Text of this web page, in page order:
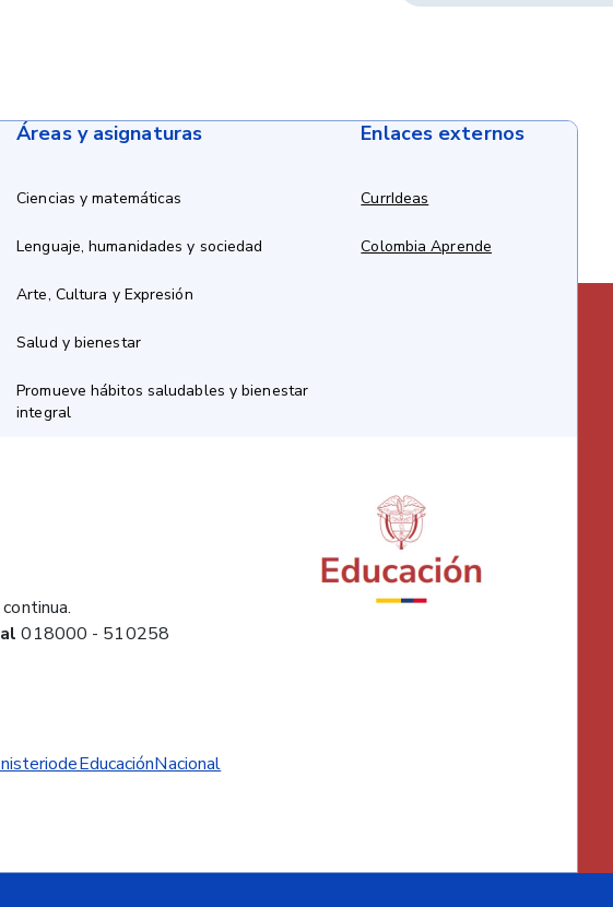
Áreas y asignaturas
Ciencias y matemáticas
Lenguaje, humanidades y sociedad
Arte, Cultura y Expresión
Salud y bienestar
Promueve hábitos saludables y bienestar
integral
Enlaces externos
CurrIdeas
Colombia Aprende
018000 - 510258